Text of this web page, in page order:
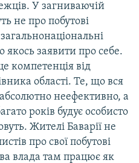
У загниваючій
не про побутові
заявити про себе.
компетенція від
області. Те, що вся
неефективно, а
років будує особисто
Жителі Баварії не
про свої побутові
влада там працює як